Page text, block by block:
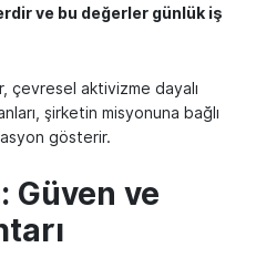
ve bu değerler günlük iş
çevresel aktivizme dayalı
şirketin misyonuna bağlı
gösterir.
Güven ve